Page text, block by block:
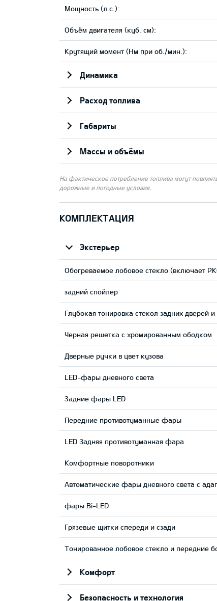
Мощность (л.с.):
Объём двигателя (куб. см):
Крутящий момент (Нм при об./мин.):
Динамика
Pасход топлива
Габариты
Массы и объёмы
На фактическое потребление топлива могут
дорожные и погодные условия.
КОМПЛЕКТАЦИЯ
Экстерьер
Обогреваемое лобовое стекло (включает
задний спойлер
Глубокая тонировка стекол задних дверей
Черная решетка с хромированным ободком
Дверные ручки в цвет кузова
LED-фары дневного света
Задние фары LED
Передние противотуманные фары
LED 3адняя противотуманная фара
Комфортные поворотники
Автоматические фары дневного света с
фары Bi-LED
Грязевые щитки спереди и сзади
Тонированное лобовое стекло и передние
Комфорт
Безопасность и технология